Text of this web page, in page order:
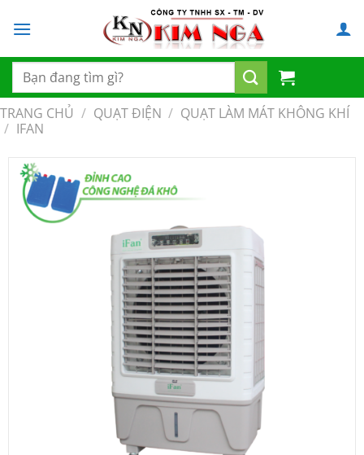
đến
dung
Tìm
kiếm:
TRANG CHỦ / QUẠT ĐIỆN / QUẠT LÀM MÁT KHÔNG KHÍ
/ IFAN